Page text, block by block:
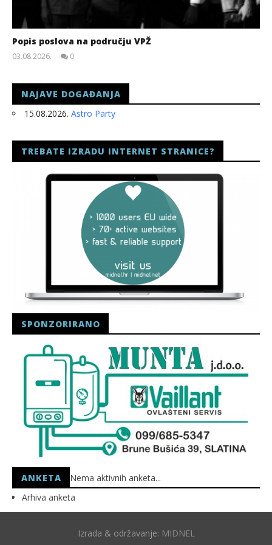
Popis poslova na području VPŽ
03.08.2026.
0
NAJAVE DOGAĐANJA
15.08.2026. Astro Party
TREBATE IZRADU INTERNET STRANICE?
SPONZORIRANO
ANKETA
Nema aktivnih anketa...
Arhiva anketa
Izrada & održavanje: MIDNEL